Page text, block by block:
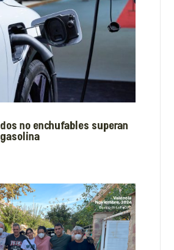
no enchufables superan